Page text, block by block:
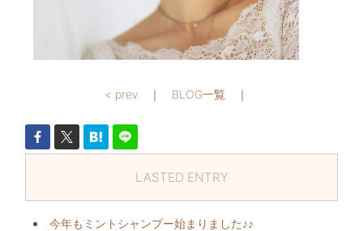
< prev｜ BLOG一覧｜
LASTED ENTRY
今年もミントシャンプー始まりました♪♪